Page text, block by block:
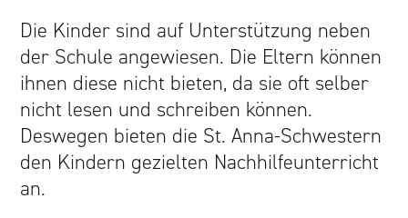
Die Kinder sind auf Unterstützung neben
der Schule angewiesen. Die Eltern können
ihnen diese nicht bieten, da sie oft selber
nicht lesen und schreiben können.
Deswegen bieten die St. Anna-Schwestern
den Kindern gezielten Nachhilfeunterricht
an.